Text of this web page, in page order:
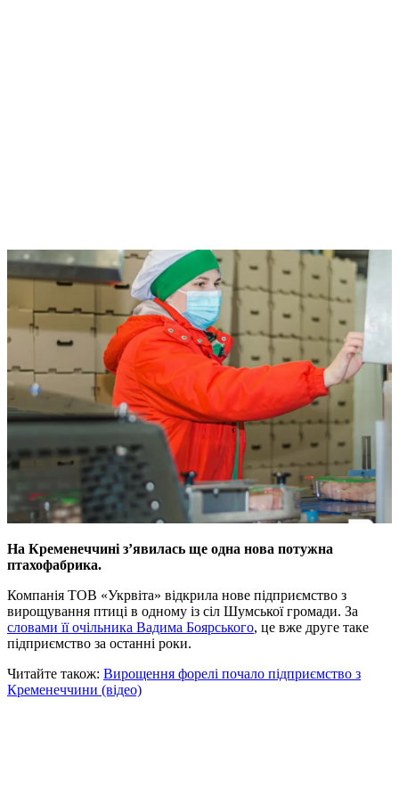
На Кременеччині з’явилась ще одна нова потужна
птахофабрика.
Компанія ТОВ «Укрвіта» відкрила нове підприємство з
вирощування птиці в одному із сіл Шумської громади. За
словами її очільника Вадима Боярського, це вже друге таке
підприємство за останні роки.
Читайте також: Вирощення форелі почало підприємство з
Кременеччини (відео)